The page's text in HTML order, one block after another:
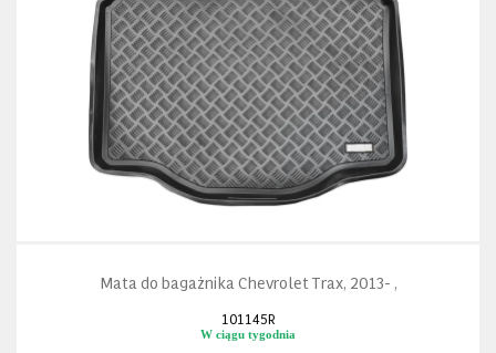
Mata do bagażnika Chevrolet Trax, 2013- ,
101145R
W ciągu tygodnia